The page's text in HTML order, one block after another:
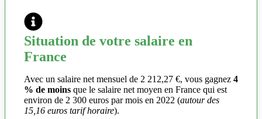
Situation de votre salaire en
France
Avec un salaire net mensuel de 2 212,27 €, vous gagnez 4
% de moins que le salaire net moyen en France qui est
environ de 2 300 euros par mois en 2022 (autour des
15,16 euros tarif horaire).